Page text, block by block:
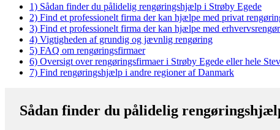
1) Sådan finder du pålidelig rengøringshjælp i Strøby Egede
2) Find et professionelt firma der kan hjælpe med privat
3) Find et professionelt firma der kan hjælpe med
4) Vigtigheden af grundig og jævnlig rengøring
5) FAQ om rengøringsfirmaer
6) Oversigt over rengøringsfirmaer i Strøby Egede eller hele
7) Find rengøringshjælp i andre regioner af Danmark
Sådan finder du pålidelig